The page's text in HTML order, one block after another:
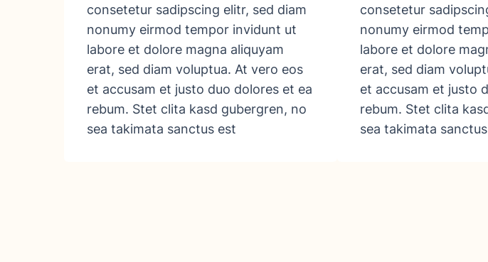
consetetur sadipscing elitr, sed diam
nonumy eirmod tempor invidunt ut
labore et dolore magna aliquyam
erat, sed diam voluptua. At vero eos
et accusam et justo duo dolores et ea
rebum. Stet clita kasd gubergren, no
sea takimata sanctus est
consetetur
nonumy eirmod
labore et dolore
erat, sed diam
et accusam et justo
rebum. Stet clita
sea takimata